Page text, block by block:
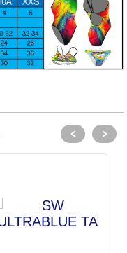
< >